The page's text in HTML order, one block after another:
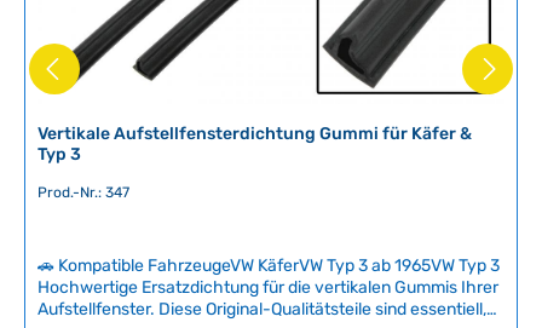
,
L
e
f
i
t
Vertikale Aufstellfensterdichtung Gummi für Käfer &
Typ 3
Prod.-Nr.: 347
🚗 Kompatible FahrzeugeVW KäferVW Typ 3 ab 1965VW Typ 3
Hochwertige Ersatzdichtung für die vertikalen Gummis Ihrer
Aufstellfenster. Diese Original-Qualitätsteile sind essentiell,